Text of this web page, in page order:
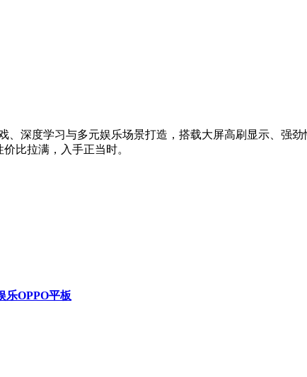
深度学习与多元娱乐场景打造，搭载大屏高刷显示、强
比拉满，入手正当时。
乐OPPO平板